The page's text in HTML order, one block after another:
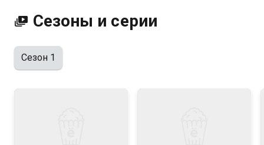
Сезоны и серии
Сезон 1